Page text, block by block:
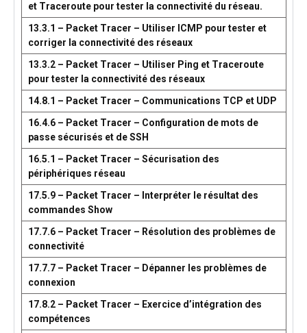
et Traceroute pour tester la connectivité du réseau.
13.3.1 – Packet Tracer – Utiliser ICMP pour tester et
corriger la connectivité des réseaux
13.3.2 – Packet Tracer – Utiliser Ping et Traceroute
pour tester la connectivité des réseaux
14.8.1 – Packet Tracer – Communications TCP et UDP
16.4.6 – Packet Tracer – Configuration de mots de
passe sécurisés et de SSH
16.5.1 – Packet Tracer – Sécurisation des
périphériques réseau
17.5.9 – Packet Tracer – Interpréter le résultat des
commandes Show
17.7.6 – Packet Tracer – Résolution des problèmes de
connectivité
17.7.7 – Packet Tracer – Dépanner les problèmes de
connexion
17.8.2 – Packet Tracer – Exercice d’intégration des
compétences